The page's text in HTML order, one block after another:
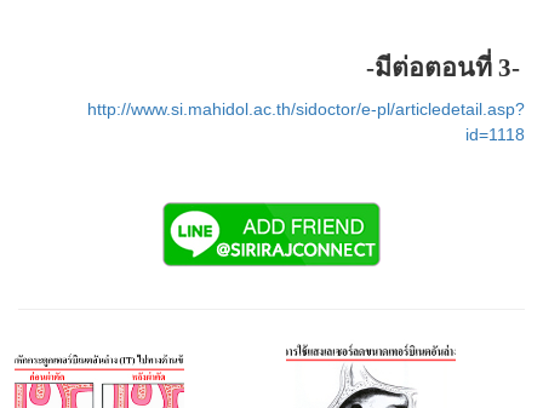
-มีต่อตอนที่ 3-
http://www.si.mahidol.ac.th/sidoctor/e-pl/articledetail.asp?
id=1118